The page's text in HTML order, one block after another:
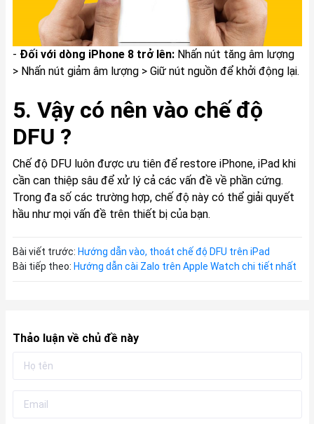
- Đối với dòng iPhone 8 trở lên:Nhấn nút tăng âm lượng
> Nhấn nút giảm âm lượng > Giữ nút nguồn để khởi động lại.
5. Vậy có nên vào chế độ
DFU ?
Chế độ DFU luôn được ưu tiên để restore iPhone, iPad khi
cần can thiệp sâu để xử lý cả các vấn đề về phần cứng.
Trong đa số các trường hợp, chế độ này có thể giải quyết
hầu như mọi vấn đề trên thiết bị của bạn.
Bài viết trước: Hướng dẫn vào, thoát chế độ DFU trên iPad
Bài tiếp theo: Hướng dẫn cài Zalo trên Apple Watch chi tiết nhất
Thảo luận về chủ đề này